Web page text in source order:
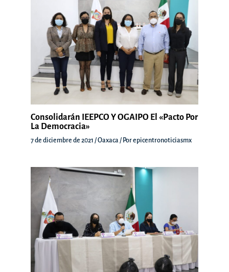
Consolidarán IEEPCO Y OGAIPO El «Pacto Por
La Democracia»
7 de diciembre de 2021 /Oaxaca / Porepicentronoticiasmx